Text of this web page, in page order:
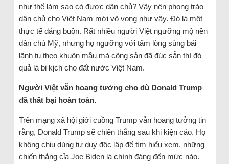
như thế làm sao có được dân chủ? Vậy nên phong trào
dân chủ cho Việt Nam mới vô vọng như vậy. Đó là một
thực tế đáng buồn. Rất nhiều người Việt ngưỡng mộ nền
dân chủ Mỹ, nhưng họ ngưỡng với tấm lòng sùng bái
lãnh tụ theo khuôn mẫu mà cộng sản đã đúc sẵn thì đó
quả là bi kịch cho đất nước Việt Nam.
Người Việt vẫn hoang tưởng cho dù Donald Trump
đã thất bại hoàn toàn.
Trên mạng xã hội giới cuồng Trump vẫn hoang tưởng tin
rằng, Donald Trump sẽ chiến thắng sau khi kiện cáo. Họ
không chịu dùng tư duy độc lập để tìm hiểu xem, những
chiến thắng cỉa Joe Biden là chính đáng đến mức nào.